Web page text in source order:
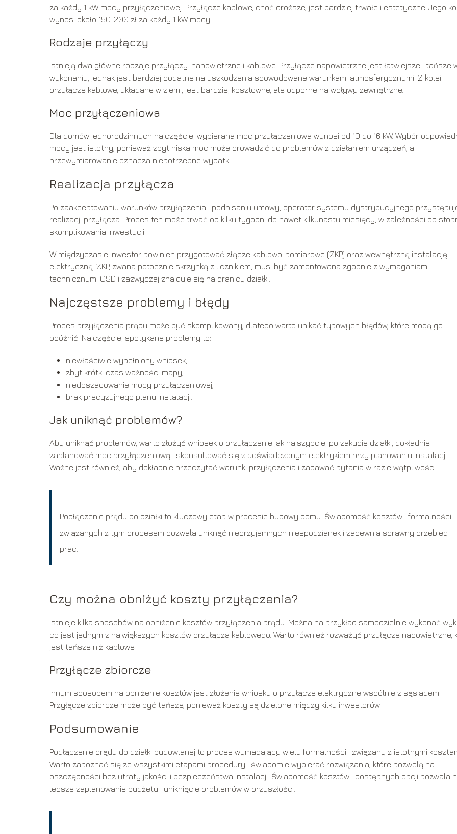
za każdy 1 kW mocy przyłączeniowej. Przyłącze kablowe, choć droższe, jest bardziej trwałe i estetyczne. Jego
wynosi około 150-200 zł za każdy 1 kW mocy.
Rodzaje przyłączy
Istnieją dwa główne rodzaje przyłączy: napowietrzne i kablowe. Przyłącze napowietrzne jest łatwiejsze i tańsze
wykonaniu, jednak jest bardziej podatne na uszkodzenia spowodowane warunkami atmosferycznymi. Z kolei
przyłącze kablowe, układane w ziemi, jest bardziej kosztowne, ale odporne na wpływy zewnętrzne.
Moc przyłączeniowa
Dla domów jednorodzinnych najczęściej wybierana moc przyłączeniowa wynosi od 10 do 16 kW. Wybór
mocy jest istotny, ponieważ zbyt niska moc może prowadzić do problemów z działaniem urządzeń, a
przewymiarowanie oznacza niepotrzebne wydatki.
Realizacja przyłącza
Po zaakceptowaniu warunków przyłączenia i podpisaniu umowy, operator systemu dystrybucyjnego
realizacji przyłącza. Proces ten może trwać od kilku tygodni do nawet kilkunastu miesięcy, w zależności od
skomplikowania inwestycji.
W międzyczasie inwestor powinien przygotować złącze kablowo-pomiarowe (ZKP) oraz wewnętrzną instalację
elektryczną. ZKP, zwana potocznie skrzynką z licznikiem, musi być zamontowana zgodnie z wymaganiami
technicznymi OSD i zazwyczaj znajduje się na granicy działki.
Najczęstsze problemy i błędy
Proces przyłączenia prądu może być skomplikowany, dlatego warto unikać typowych błędów, które mogą go
opóźnić. Najczęściej spotykane problemy to:
niewłaściwie wypełniony wniosek,
zbyt krótki czas ważności mapy,
niedoszacowanie mocy przyłączeniowej,
brak precyzyjnego planu instalacji.
Jak uniknąć problemów?
Aby uniknąć problemów, warto złożyć wniosek o przyłączenie jak najszybciej po zakupie działki, dokładnie
zaplanować moc przyłączeniową i skonsultować się z doświadczonym elektrykiem przy planowaniu instalacji.
Ważne jest również, aby dokładnie przeczytać warunki przyłączenia i zadawać pytania w razie wątpliwości.
Podłączenie prądu do działki to kluczowy etap w procesie budowy domu. Świadomość kosztów i formalności
związanych z tym procesem pozwala uniknąć nieprzyjemnych niespodzianek i zapewnia sprawny przebieg
prac.
Czy można obniżyć koszty przyłączenia?
Istnieje kilka sposobów na obniżenie kosztów przyłączenia prądu. Można na przykład samodzielnie wykonać
co jest jednym z największych kosztów przyłącza kablowego. Warto również rozważyć przyłącze napowietrzne,
jest tańsze niż kablowe.
Przyłącze zbiorcze
Innym sposobem na obniżenie kosztów jest złożenie wniosku o przyłącze elektryczne wspólnie z sąsiadem.
Przyłącze zbiorcze może być tańsze, ponieważ koszty są dzielone między kilku inwestorów.
Podsumowanie
Podłączenie prądu do działki budowlanej to proces wymagający wielu formalności i związany z istotnymi
Warto zapoznać się ze wszystkimi etapami procedury i świadomie wybierać rozwiązania, które pozwolą na
oszczędności bez utraty jakości i bezpieczeństwa instalacji. Świadomość kosztów i dostępnych opcji pozwala
lepsze zaplanowanie budżetu i uniknięcie problemów w przyszłości.